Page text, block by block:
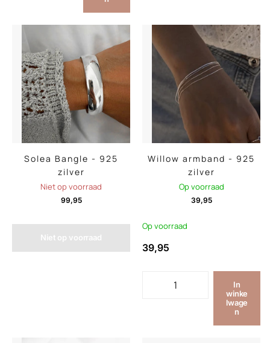
Solea Bangle - 925
zilver
Niet op voorraad
99,95
Niet op voorraad
Willow armband - 925
zilver
Op voorraad
39,95
Op voorraad
39,95
In
winke
lwage
n